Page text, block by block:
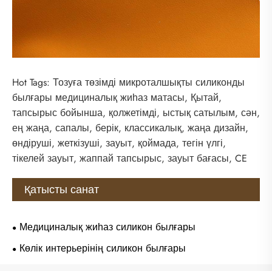
Hot Tags: Тозуға төзімді микроталшықты силиконды
былғары медициналық жиһаз матасы, Қытай,
тапсырыс бойынша, қолжетімді, ыстық сатылым, сән,
ең жаңа, сапалы, берік, классикалық, жаңа дизайн,
өндіруші, жеткізуші, зауыт, қоймада, тегін үлгі,
тікелей зауыт, жаппай тапсырыс, зауыт бағасы, CE
Қатысты санат
Медициналық жиһаз силикон былғары
Көлік интерьерінің силикон былғары